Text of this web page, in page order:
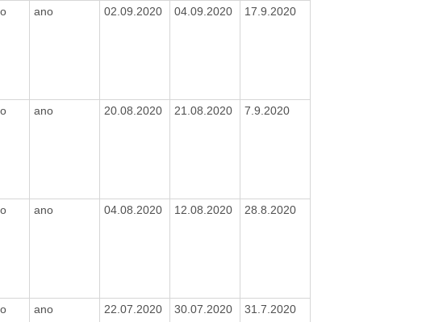
ano 02.09.2020 04.09.2020 17.9.2020
ano 20.08.2020 21.08.2020 7.9.2020
ano 04.08.2020 12.08.2020 28.8.2020
ano 22.07.2020 30.07.2020 31.7.2020